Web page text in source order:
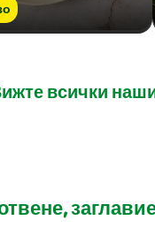
всички